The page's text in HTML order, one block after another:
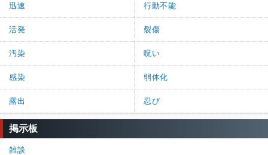
迅速 行動不能
活発 裂傷
汚染 呪い
感染 弱体化
露出 忍び
掲示板
雑談